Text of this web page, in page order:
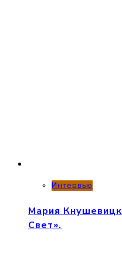
Интервью
Мария
Свет».